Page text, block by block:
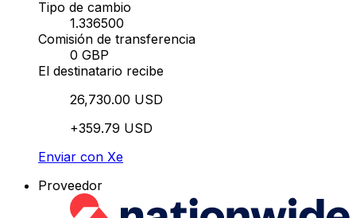
Tipo de cambio
1.336500
Comisión de transferencia
0 GBP
El destinatario recibe
26,730.00 USD
+359.79 USD
Enviar con Xe
Proveedor